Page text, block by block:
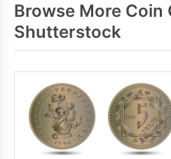
Browse More Coin
Shutterstock